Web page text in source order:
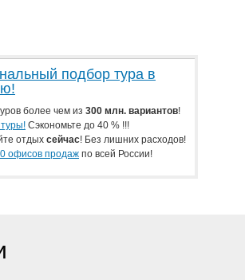
подбор тура в
более чем из 300 млн. вариантов!
Сэкономьте до 40 % !!!
отдых сейчас! Без лишних расходов!
офисов продаж по всей России!